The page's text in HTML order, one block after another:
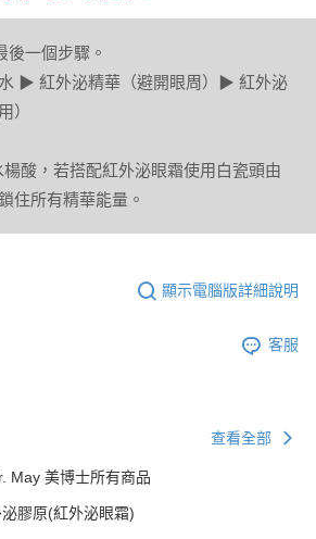
後一個步驟。
▶ 紅外泌精華（避開眼周）▶ 紅外泌
）
酸，若搭配紅外泌眼霜使用白瓷頭由
住所有精華能量。
顯示電腦版詳細說明
客服
查看全部
May 美博士所有商品
膠原(紅外泌眼霜)